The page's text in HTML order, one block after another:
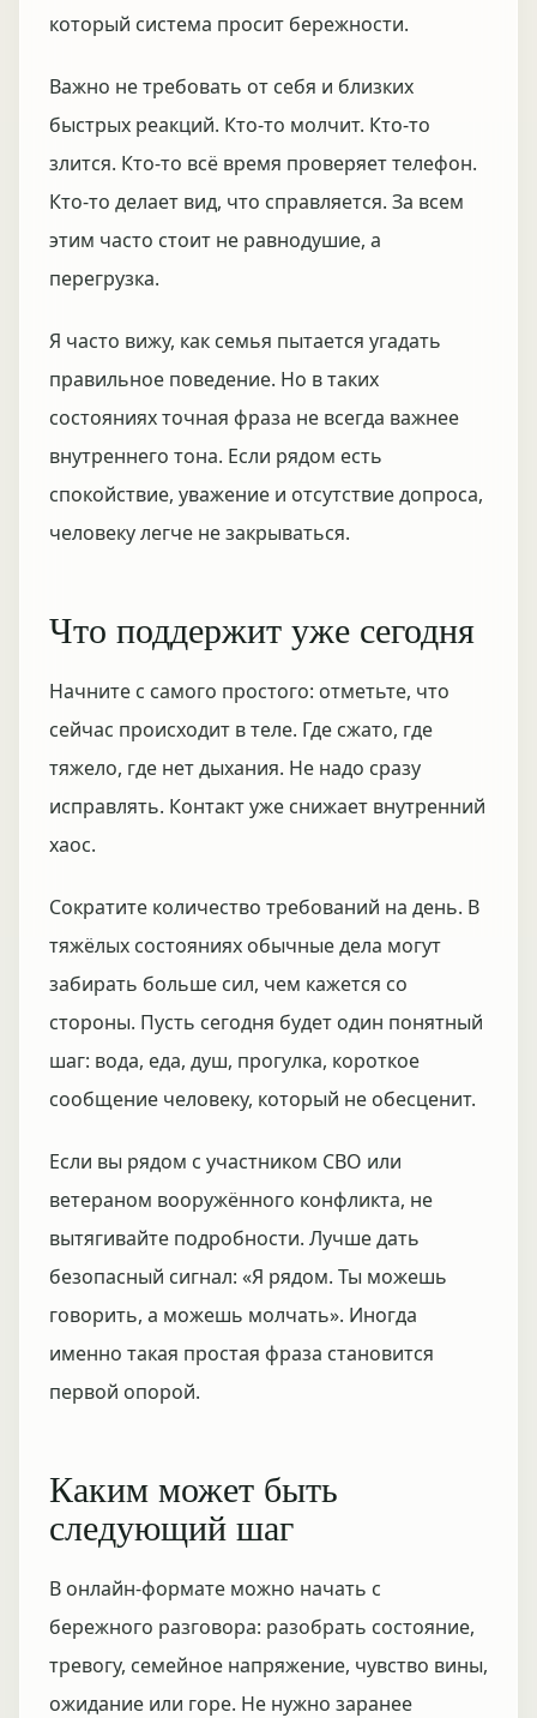
который система просит бережности.
Важно не требовать от себя и близких
быстрых реакций. Кто-то молчит. Кто-то
злится. Кто-то всё время проверяет телефон.
Кто-то делает вид, что справляется. За всем
этим часто стоит не равнодушие, а
перегрузка.
Я часто вижу, как семья пытается угадать
правильное поведение. Но в таких
состояниях точная фраза не всегда важнее
внутреннего тона. Если рядом есть
спокойствие, уважение и отсутствие допроса,
человеку легче не закрываться.
Что поддержит уже сегодня
Начните с самого простого: отметьте, что
сейчас происходит в теле. Где сжато, где
тяжело, где нет дыхания. Не надо сразу
исправлять. Контакт уже снижает внутренний
хаос.
Сократите количество требований на день. В
тяжёлых состояниях обычные дела могут
забирать больше сил, чем кажется со
стороны. Пусть сегодня будет один понятный
шаг: вода, еда, душ, прогулка, короткое
сообщение человеку, который не обесценит.
Если вы рядом с участником СВО или
ветераном вооружённого конфликта, не
вытягивайте подробности. Лучше дать
безопасный сигнал: «Я рядом. Ты можешь
говорить, а можешь молчать». Иногда
именно такая простая фраза становится
первой опорой.
Каким может быть
следующий шаг
В онлайн-формате можно начать с
бережного разговора: разобрать состояние,
тревогу, семейное напряжение, чувство вины,
ожидание или горе. Не нужно заранее